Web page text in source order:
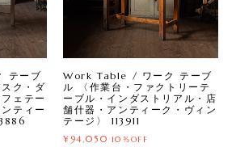
テーブ
ク・ダ
ェテー
ティー
Work Table / ワーク テーブ
ル 〈作業台・ファクトリーテ
ーブル・インダストリアル・店
舗什器・アンティーク・ヴィン
テージ〉 113911
¥94,050 10%OFF